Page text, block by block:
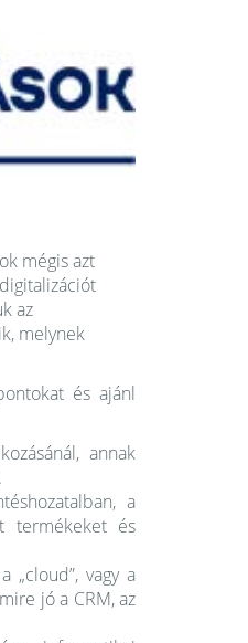
mégis azt
az
melynek
és ajánl
annak
a
termékeket és
„cloud”, vagy a
jó a CRM, az